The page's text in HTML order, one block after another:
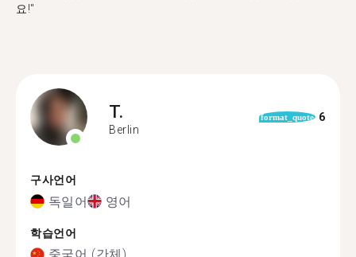
요!"
T.
Berlin
format_quote 6
구사언어
독일어 영어
학습언어